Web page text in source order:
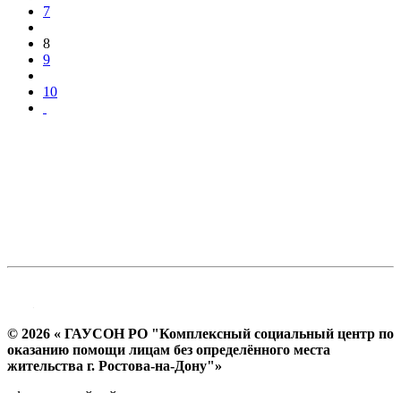
7
8
9
10
© 2026 « ГАУСОН РО "Комплексный социальный центр по
оказанию помощи лицам без определённого места
жительства г. Ростова-на-Дону"»